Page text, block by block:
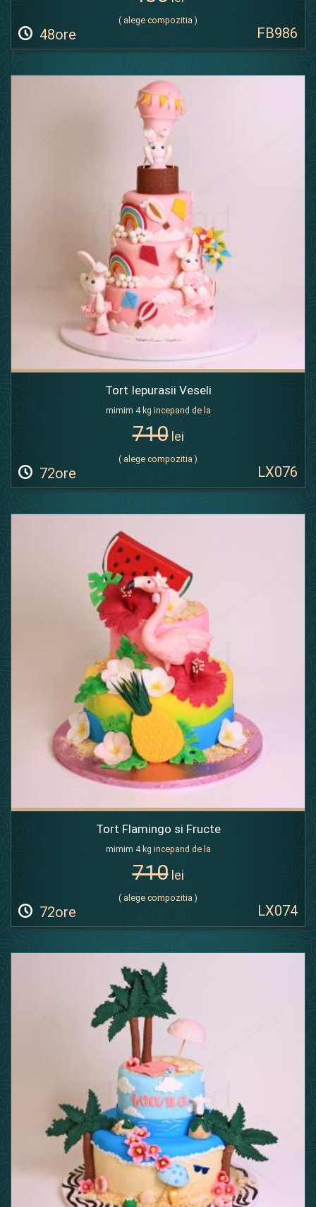
( alege compozitia )
48ore FB986
Tort Iepurasii Veseli
mimim 4 kg incepand de la
710lei
( alege compozitia )
72ore LX076
Tort Flamingo si Fructe
mimim 4 kg incepand de la
710lei
( alege compozitia )
72ore LX074